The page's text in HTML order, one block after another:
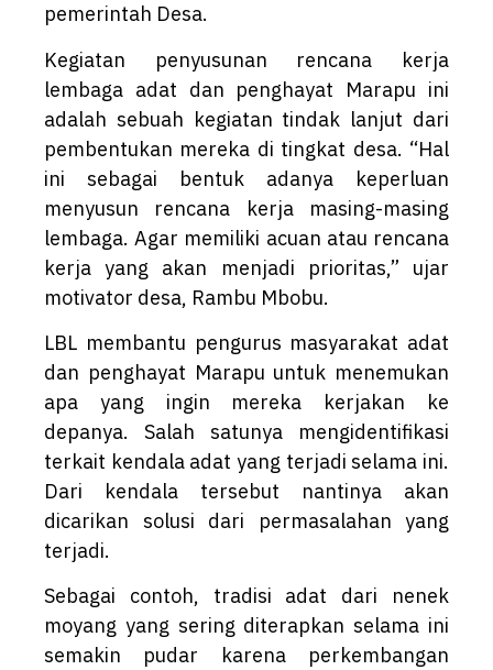
pemerintah Desa.
Kegiatan penyusunan rencana kerja
lembaga adat dan penghayat Marapu ini
adalah sebuah kegiatan tindak lanjut dari
pembentukan mereka di tingkat desa. “Hal
ini sebagai bentuk adanya keperluan
menyusun rencana kerja masing-masing
lembaga. Agar memiliki acuan atau rencana
kerja yang akan menjadi prioritas,” ujar
motivator desa, Rambu Mbobu.
LBL membantu pengurus masyarakat adat
dan penghayat Marapu untuk menemukan
apa yang ingin mereka kerjakan ke
depanya. Salah satunya mengidentifikasi
terkait kendala adat yang terjadi selama ini.
Dari kendala tersebut nantinya akan
dicarikan solusi dari permasalahan yang
terjadi.
Sebagai contoh, tradisi adat dari nenek
moyang yang sering diterapkan selama ini
semakin pudar karena perkembangan